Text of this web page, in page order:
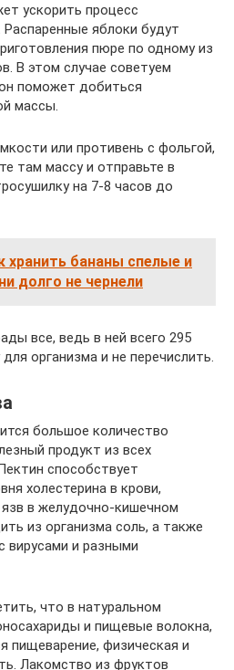
ускорить процесс
яблоки будут
пюре по одному из
В этом случае советуем
поможет добиться
массы.
или противень с фольгой,
там массу и отправьте в
на 7-8 часов до
хранить бананы спелые и
долго не чернели
все, ведь в ней всего 295
организма и не перечислить.
большое количество
продукт из всех
способствует
холестерина в крови,
в желудочно-кишечном
из организма соль, а также
вирусами и разными
что в натуральном
и пищевые волокна,
пищеварение, физическая и
Лакомство из фруктов